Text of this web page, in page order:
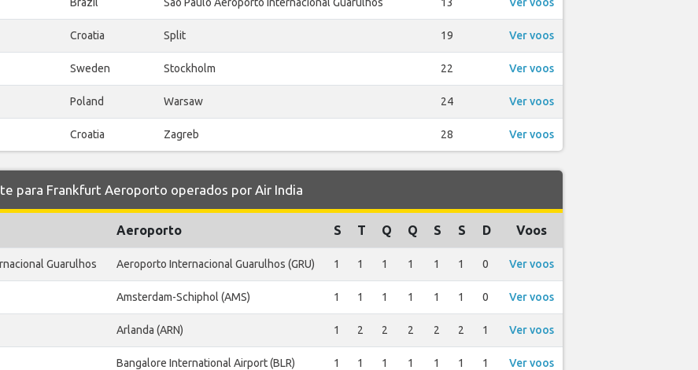
Croatia Split 19 Ver voos
Sweden Stockholm 22 Ver voos
Poland Warsaw 24 Ver voos
Croatia Zagreb 28 Ver voos
para Frankfurt Aeroporto operados por Air India
Aeroporto S T Q Q S S D Voos
Guarulhos Aeroporto Internacional Guarulhos (GRU) 1 1 1 1 1 1 0 Ver voos
Amsterdam-Schiphol (AMS) 1 1 1 1 1 1 0 Ver voos
Arlanda (ARN) 1 2 2 2 2 2 1 Ver voos
Bangalore International Airport (BLR) 1 1 1 1 1 1 1 Ver voos